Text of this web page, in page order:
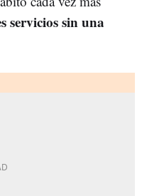
servicios sin una